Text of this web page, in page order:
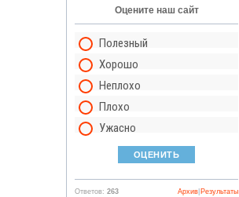
Оцените наш сайт
Полезный
Хорошо
Неплохо
Плохо
Ужасно
Ответов: 263 Результаты
Архив